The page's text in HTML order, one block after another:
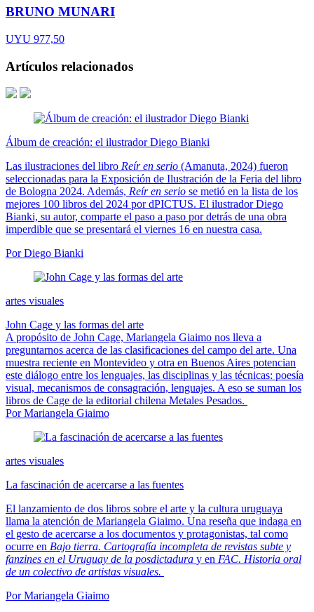
BRUNO MUNARI
UYU 977,50
Artículos relacionados
Álbum de creación: el ilustrador Diego Bianki
Las ilustraciones del libro Reír en serio (Amanuta, 2024) fueron
seleccionadas para la Exposición de Ilustración de la Feria del libro
de Bologna 2024. Además, Reír en serio se metió en la lista de los
mejores 100 libros del 2024 por dPICTUS. El ilustrador Diego
Bianki, su autor, comparte el paso a paso por detrás de una obra
imperdible que se presentará el viernes 16 en nuestra casa.
Por Diego Bianki
artes visuales
John Cage y las formas del arte
A propósito de John Cage, Mariangela Giaimo nos lleva a
preguntarnos acerca de las clasificaciones del campo del arte. Una
muestra reciente en Montevideo y otra en Buenos Aires potencian
este diálogo entre los lenguajes, las disciplinas y las técnicas: poesía
visual, mecanismos de consagración, lenguajes. A eso se suman los
libros de Cage de la editorial chilena Metales Pesados.
Por Mariangela Giaimo
artes visuales
La fascinación de acercarse a las fuentes
El lanzamiento de dos libros sobre el arte y la cultura uruguaya
llama la atención de Mariangela Giaimo. Una reseña que indaga en
el gesto de acercarse a los documentos y protagonistas, tal como
ocurre en Bajo tierra. Cartografía incompleta de revistas subte y
fanzines en el Uruguay de la posdictadura y en FAC. Historia oral
de un colectivo de artistas visuales.
Por Mariangela Giaimo